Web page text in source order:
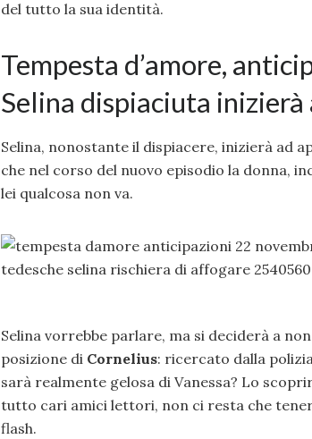
del tutto la sua identità.
Tempesta d’amore,
Selina dispiaciuta
Selina, nonostante il dispiacere, inizierà ad
che nel corso del nuovo episodio la donna,
lei qualcosa non va.
Selina vorrebbe parlare, ma si deciderà a
posizione di Cornelius: ricercato dalla
sarà realmente gelosa di Vanessa? Lo
tutto cari amici lettori, non ci resta che
flash.